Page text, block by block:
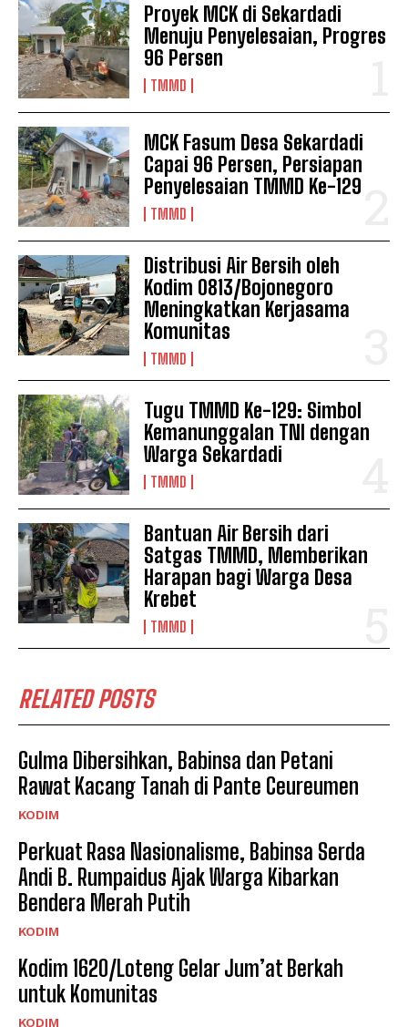
Proyek MCK di Sekardadi
Menuju Penyelesaian, Progres
96 Persen
TMMD
MCK Fasum Desa Sekardadi
Capai 96 Persen, Persiapan
Penyelesaian TMMD Ke-129
TMMD
Distribusi Air Bersih oleh
Kodim 0813/Bojonegoro
Meningkatkan Kerjasama
Komunitas
TMMD
Tugu TMMD Ke-129: Simbol
Kemanunggalan TNI dengan
Warga Sekardadi
TMMD
Bantuan Air Bersih dari
Satgas TMMD, Memberikan
Harapan bagi Warga Desa
Krebet
TMMD
RELATED POSTS
Gulma Dibersihkan, Babinsa dan Petani
Rawat Kacang Tanah di Pante Ceureumen
KODIM
Perkuat Rasa Nasionalisme, Babinsa Serda
Andi B. Rumpaidus Ajak Warga Kibarkan
Bendera Merah Putih
KODIM
Kodim 1620/Loteng Gelar Jum’at Berkah
untuk Komunitas
KODIM